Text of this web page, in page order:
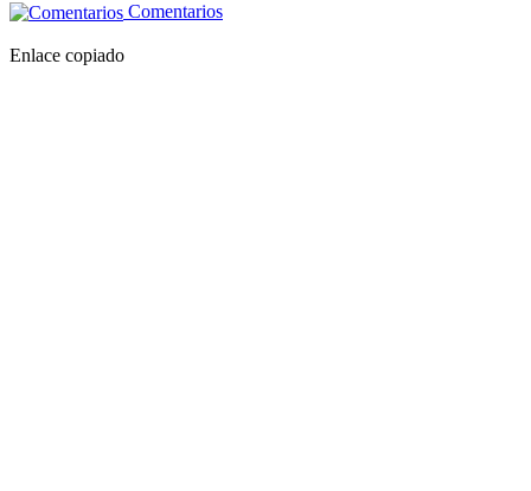
Comentarios
Enlace copiado